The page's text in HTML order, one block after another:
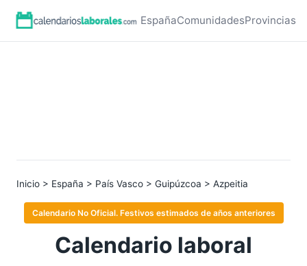
EspañaComunidadesProvincias
Inicio > España > País Vasco > Guipúzcoa > Azpeitia
Calendario No Oficial. Festivos estimados de años anteriores
Calendario laboral